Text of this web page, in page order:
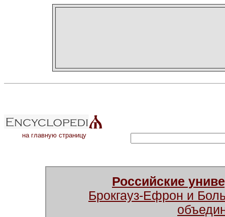
на главную страницу
Российские
Брокгауз-Ефрон и